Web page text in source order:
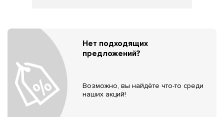
Нет подходящих
предложений?
Возможно, вы найдёте что-то среди
наших акций!